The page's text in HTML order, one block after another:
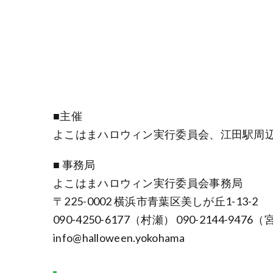
■主催
よこはまハロウィン実行委員会、江田駅周
■ 事務局
よこはまハロウィン実行委員会事務局
〒225-0002 横浜市青葉区美しが丘1-13-2
090-4250-6177（村瀬） 090-2144-9476（宮
info@halloween.yokohama